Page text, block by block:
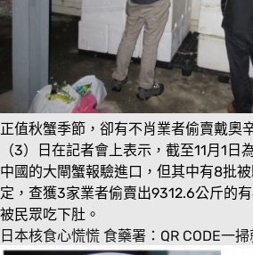
正值秋蟹季節，卻有不肖業者偷賣戴奧
（3）日在記者會上表示，截至11月1日
中國的大閘蟹報驗進口，但其中有8批
定，查獲3家業者偷賣出9312.6公斤的
被民眾吃下肚。
日本核食心慌慌 食藥署：QR CODE一掃